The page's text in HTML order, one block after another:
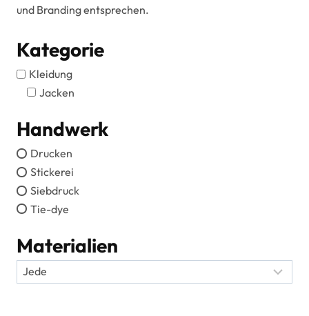
und Branding entsprechen.
Kategorie
Kleidung
Jacken
Handwerk
Drucken
Stickerei
Siebdruck
Tie-dye
Materialien